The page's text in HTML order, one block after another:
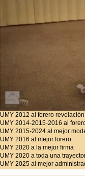
UMY 2012 al forero revelación
UMY 2014-2015-2016 al
UMY 2015-2024 al mejor
UMY 2016 al mejor forero
UMY 2020 a la mejor firma
UMY 2020 a toda una
UMY 2025 al mejor